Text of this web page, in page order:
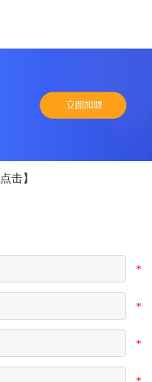
】
*
*
*